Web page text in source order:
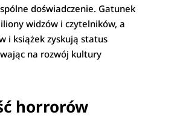
doświadczenie. Gatunek
widzów i czytelników, a
i książek zyskują status
na rozwój kultury
horrorów